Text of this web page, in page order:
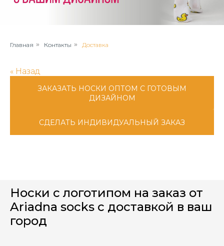
Главная » Контакты » Доставка
«‎ Назад
ЗАКАЗАТЬ НОСКИ ОПТОМ С ГОТОВЫМ
ДИЗАЙНОМ
СДЕЛАТЬ ИНДИВИДУАЛЬНЫЙ ЗАКАЗ
Носки с логотипом на заказ от
Ariadna socks с доставкой в ваш
город